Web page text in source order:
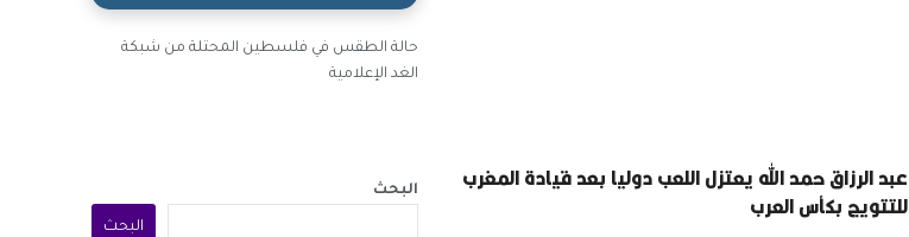
عبد الرزاق حمد الله يعتزل اللعب دوليا بعد قيادة المغرب
للتتويج بكأس العرب
حالة الطقس في فلسطين المحتلة من شبكة
الغد الإعلامية
البحث
البحث